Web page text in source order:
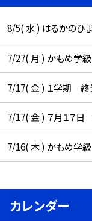
8/5( 水 ) はるかのひ
7/27( 月 ) かもめ学
7/17( 金 ) １学期
7/17( 金 ) ７月１７
7/16( 木 ) かもめ学
カレンダー